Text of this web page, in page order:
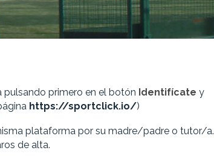
pulsando primero en el botón Identifícate y
https://sportclick.io/)
plataforma por su madre/padre o tutor/a.
de alta.